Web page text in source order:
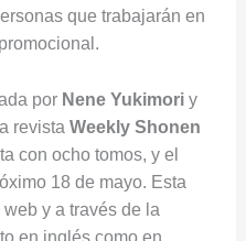
que trabajarán en
por Nene Yukimoriy
revista Weekly Shonen
con ocho tomos, y el
18 de mayo. Esta
y a través de la
en inglés como en